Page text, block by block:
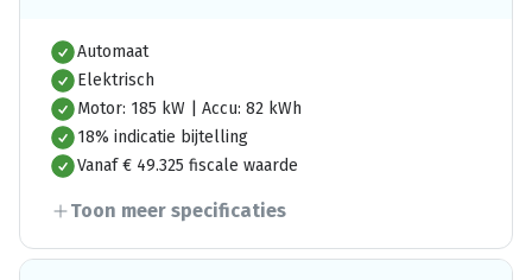
Automaat
Elektrisch
Motor: 185 kW | Accu: 82 kWh
18% indicatie bijtelling
Vanaf € 49.325 fiscale waarde
Toon meer specificaties